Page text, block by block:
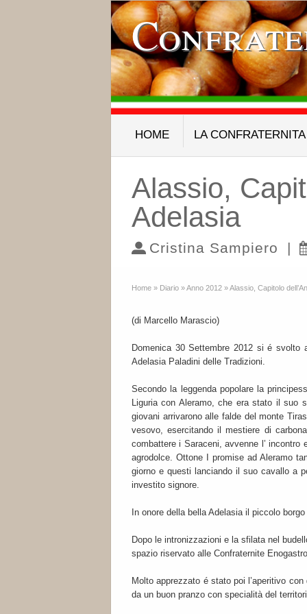
HOME LA CONFRATERNITA
Alassio,
Adelasia
Cristina Sampiero |
Home » Diario »Anno 2012 »Alassio, Capitolo
(di Marcello Marascio)
Domenica 30 Settembre 2012 si é svolto
Adelasia Paladini delle Tradizioni.
Secondo la leggenda popolare la
Liguria con Aleramo, che era stato il suo
giovani arrivarono alle falde del monte
vesovo, esercitando il mestiere di
combattere i Saraceni, avvenne l’
agrodolce. Ottone I promise ad Aleramo
giorno e questi lanciando il suo cavallo a
investito signore.
In onore della bella Adelasia il piccolo
Dopo le intronizzazioni e la sfilata nel
spazio riservato alle Confraternite
Molto apprezzato é stato poi l’aperitivo
da un buon pranzo con specialità del